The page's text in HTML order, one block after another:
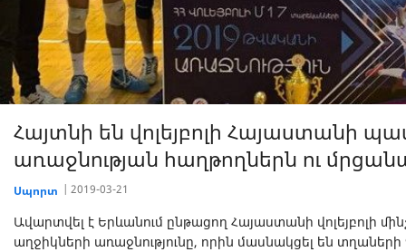
Հայտնի են վոլեյբոլի Հայաստանի
առաջնության հաղթողներն ու
Սպորտ 2019-03-21
Ավարտվել է Երևանում ընթացող Հայաստանի վոլեյբոլի
աղջիկների առաջնությունը, որին մասնակցել են տղաների